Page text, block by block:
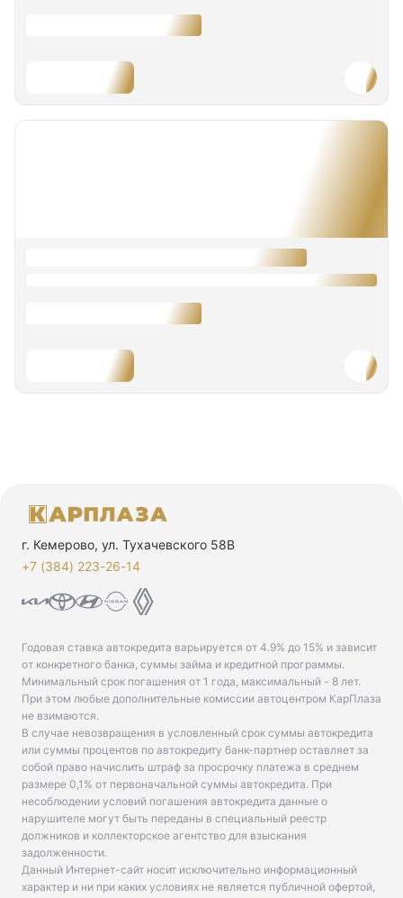
г. Кемерово, ул. Тухачевского 58В
+7 (384) 223-26-14‬
Годовая ставка автокредита варьируется от 4.9% до 15% и зависит
от конкретного банка, суммы займа и кредитной программы.
Минимальный срок погашения от 1 года, максимальный - 8 лет.
При этом любые дополнительные комиссии автоцентром КарПлаза
не взимаются.
В случае невозвращения в условленный срок суммы автокредита
или суммы процентов по автокредиту банк-партнер оставляет за
собой право начислить штраф за просрочку платежа в среднем
размере 0,1% от первоначальной суммы автокредита. При
несоблюдении условий погашения автокредита данные о
нарушителе могут быть переданы в специальный реестр
должников и коллекторское агентство для взыскания
задолженности.
Данный Интернет-сайт носит исключительно информационный
характер и ни при каких условиях не является публичной офертой,